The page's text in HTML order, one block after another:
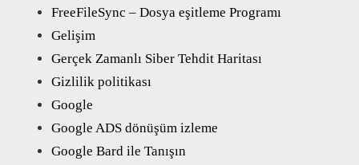
FreeFileSync – Dosya eşitleme Programı
Gelişim
Gerçek Zamanlı Siber Tehdit Haritası
Gizlilik politikası
Google
Google ADS dönüşüm izleme
Google Bard ile Tanışın